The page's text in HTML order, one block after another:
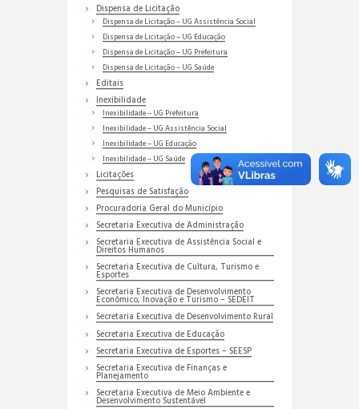
Dispensa de Licitação
Dispensa de Licitação – UG Assistência Social
Dispensa de Licitação – UG Educação
Dispensa de Licitação – UG Prefeitura
Dispensa de Licitação – UG Saúde
Editais
Inexibilidade
Inexibilidade – UG Prefeitura
Inexibilidade – UG Assistência Social
Inexibilidade – UG Educação
Inexibilidade – UG Saúde
Licitações
Pesquisas de Satisfação
Procuradoria Geral do Município
Secretaria Executiva de Administração
Secretaria Executiva de Assistência Social e
Direitos Humanos
Secretaria Executiva de Cultura, Turismo e
Esportes
Secretaria Executiva de Desenvolvimento
Econômico, Inovação e Turismo – SEDEIT
Secretaria Executiva de Desenvolvimento Rural
Secretaria Executiva de Educação
Secretaria Executiva de Esportes – SEESP
Secretaria Executiva de Finanças e
Planejamento
Secretaria Executiva de Meio Ambiente e
Desenvolvimento Sustentável